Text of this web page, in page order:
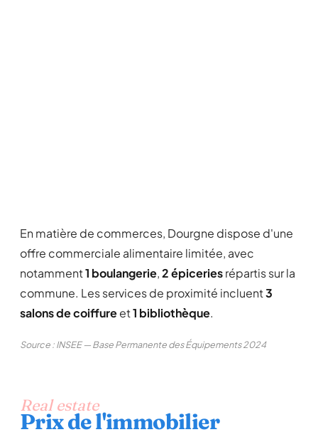
En matière de commerces, Dourgne dispose d'une
offre commerciale alimentaire limitée, avec
notamment1 boulangerie,2 épiceriesrépartis sur la
commune. Les services de proximité incluent3
salons de coiffureet1 bibliothèque.
Source : INSEE — Base Permanente des Équipements 2024
Real estate
Prix de l'immobilier